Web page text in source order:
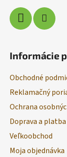
Informácie
Obchodné
Reklamačný
Ochrana
Doprava a platba
Veľkoobchod
Moja objednávka